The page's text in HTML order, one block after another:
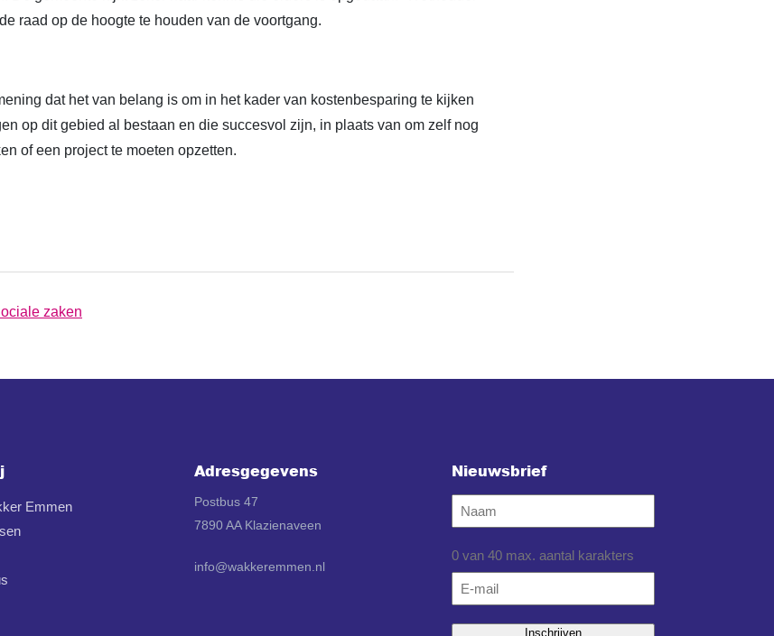
raad op de hoogte te houden van de voortgang.
dat het van belang is om in het kader van kostenbesparing te kijken
op dit gebied al bestaan en die succesvol zijn, in plaats van om zelf nog
of een project te moeten opzetten.
zaken
Emmen
Adresgegevens
Postbus 47
7890 AA Klazienaveen
info@wakkeremmen.nl
Nieuwsbrief
0 van 40 max. aantal karakters
Inschrijven